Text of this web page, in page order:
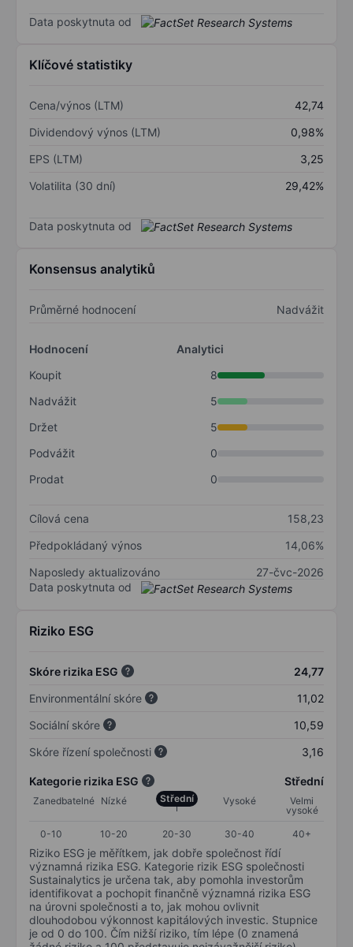
Data poskytnuta od
Klíčové statistiky
Cena/výnos (LTM)
42,74
Dividendový výnos (LTM)
0,98%
EPS (LTM)
3,25
Volatilita (30 dní)
29,42%
Data poskytnuta od
Konsensus analytiků
Průměrné hodnocení Nadvážit
Hodnocení
Analytici
Koupit
8
Nadvážit
5
Držet
5
Podvážit
0
Prodat
0
Cílová cena
158,23
Předpokládaný výnos
14,06%
Naposledy aktualizováno
27-čvc-2026
Data poskytnuta od
Riziko ESG
Skóre rizika ESG
24,77
Environmentální skóre
11,02
Sociální skóre
10,59
Skóre řízení společnosti
3,16
Kategorie rizika ESG Střední
Zanedbatelné Nízké Střední Vysoké
Velmi
vysoké
0-10
10-20 20-30 30-40 40+
Riziko ESG je měřítkem, jak dobře společnost řídí
významná rizika ESG. Kategorie rizik ESG společnosti
Sustainalytics je určena tak, aby pomohla investorům
identifikovat a pochopit finančně významná rizika ESG
na úrovni společnosti a to, jak mohou ovlivnit
dlouhodobou výkonnost kapitálových investic. Stupnice
je od 0 do 100. Čím nižší riziko, tím lépe (0 znamená